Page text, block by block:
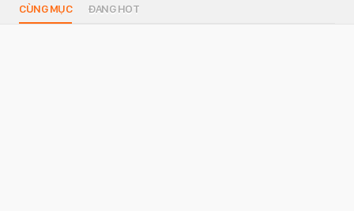
CÙNG MỤC ĐANG HOT